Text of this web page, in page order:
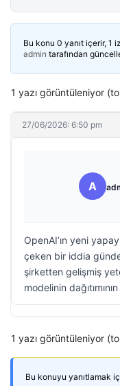
Bu konu 0 yanıt içerir, 1
admin tarafından
1 yazı görüntüleniyor
27/06/2026: 6:50 pm
A
OpenAI’ın yeni
çeken bir iddia
şirketten gelişmiş
modelinin
1 yazı görüntüleniyor
Bu konuyu yanıtlamak